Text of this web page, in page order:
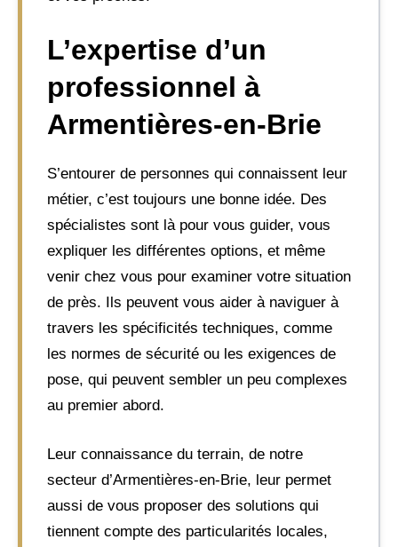
L’expertise d’un
professionnel à
Armentières-en-Brie
S’entourer de personnes qui connaissent leur
métier, c’est toujours une bonne idée. Des
spécialistes sont là pour vous guider, vous
expliquer les différentes options, et même
venir chez vous pour examiner votre situation
de près. Ils peuvent vous aider à naviguer à
travers les spécificités techniques, comme
les normes de sécurité ou les exigences de
pose, qui peuvent sembler un peu complexes
au premier abord.
Leur connaissance du terrain, de notre
secteur d’Armentières-en-Brie, leur permet
aussi de vous proposer des solutions qui
tiennent compte des particularités locales,